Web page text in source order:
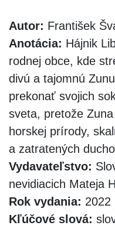
Autor: František
Anotácia: Hájnik
rodnej obce, kde
divú a tajomnú
prekonať svojich
sveta, pretože
horskej prírody,
a zatratených
Vydavateľstvo:
nevidiacich Mateja
Rok vydania: 2022
Kľúčové slová: